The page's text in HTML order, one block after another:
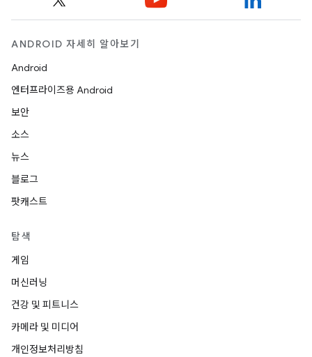
ANDROID 자세히 알아보기
Android
엔터프라이즈용 Android
보안
소스
뉴스
블로그
팟캐스트
탐색
게임
머신러닝
건강 및 피트니스
카메라 및 미디어
개인정보처리방침